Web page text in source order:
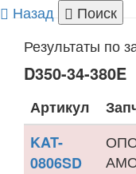
Назад
Поиск
Результаты по
D350-34-380E
Артикул
KAT-
0806SD